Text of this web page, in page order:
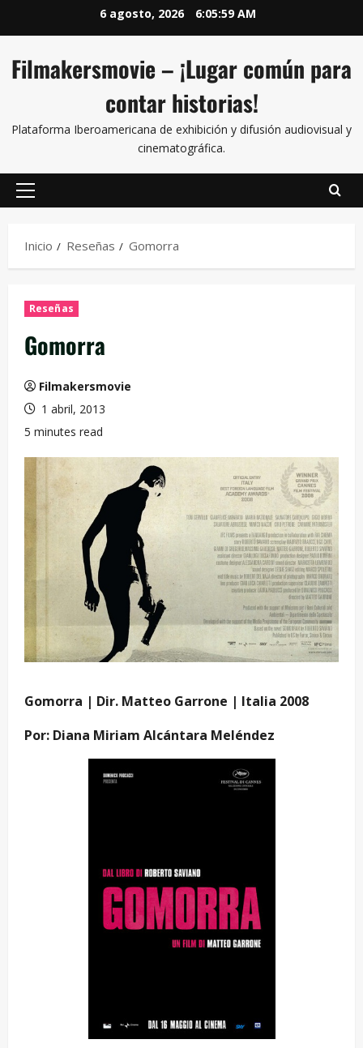
6 agosto, 2026 6:06:00 AM
Filmakersmovie – ¡Lugar común para
contar historias!
Plataforma Iberoamericana de exhibición y difusión audiovisual y
cinematográfica.
Inicio Reseñas Gomorra
Reseñas
Gomorra
Filmakersmovie
1 abril, 2013
5 minutes read
Gomorra | Dir. Matteo Garrone | Italia 2008
Por: Diana Miriam Alcántara Meléndez